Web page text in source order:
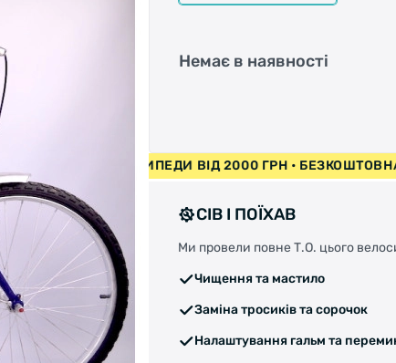
Немає в наявності
ДОСТАВКА НА ВЕЛОСИПЕДИ ВІД 2000 ГРН •
СІВ І ПОЇХАВ
Ми провели повне Т.О. цього
Чищення та мастило
Заміна тросиків та сорочок
Налаштування гальм та